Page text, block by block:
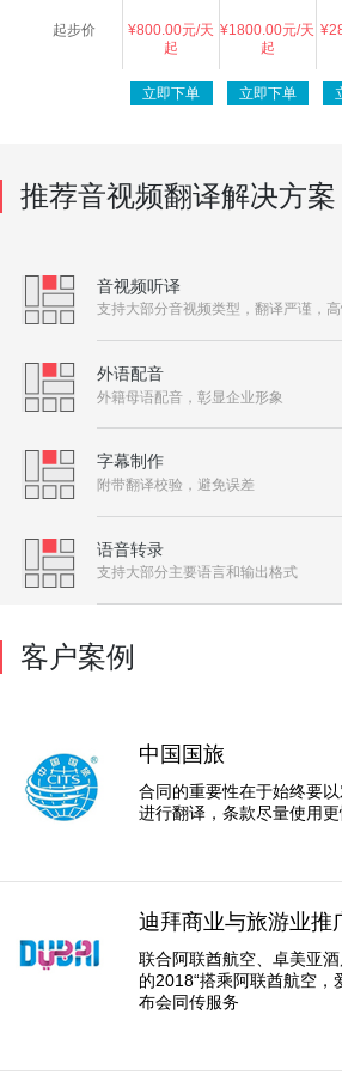
起步价
¥800.00元/天
起
¥1800.00元/天
起
立即下单 立即下单
推荐音视频翻译解决方案
音视频听译
支持大部分音视频类型，翻译严谨，
外语配音
外籍母语配音，彰显企业形象
字幕制作
附带翻译校验，避免误差
语音转录
支持大部分主要语言和输出格式
客户案例
中国国旅
合同的重要性在于始终要
进行翻译，条款尽量使用
迪拜商业与旅游业推
联合阿联酋航空、卓美亚
的2018“搭乘阿联酋航空
布会同传服务